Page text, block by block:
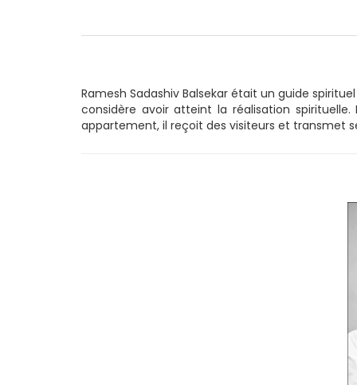
Ramesh Sadashiv Balsekar était un guide
considère avoir atteint la réalisation
appartement, il reçoit des visiteurs et transmet